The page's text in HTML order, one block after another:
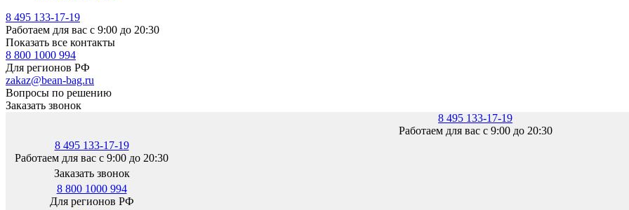
8 495 133-17-19
Работаем для вас с 9:00 до 20:30
Показать все контакты
8 800 1000 994
Для регионов РФ
zakaz@bean-bag.ru
Вопросы по решению
Заказать звонок
8 495 133-17-19
Работаем для вас с 9:00 до 20:30
8 495 133-17-19
Работаем для вас с 9:00 до 20:30
Заказать звонок
8 800 1000 994
Для регионов РФ